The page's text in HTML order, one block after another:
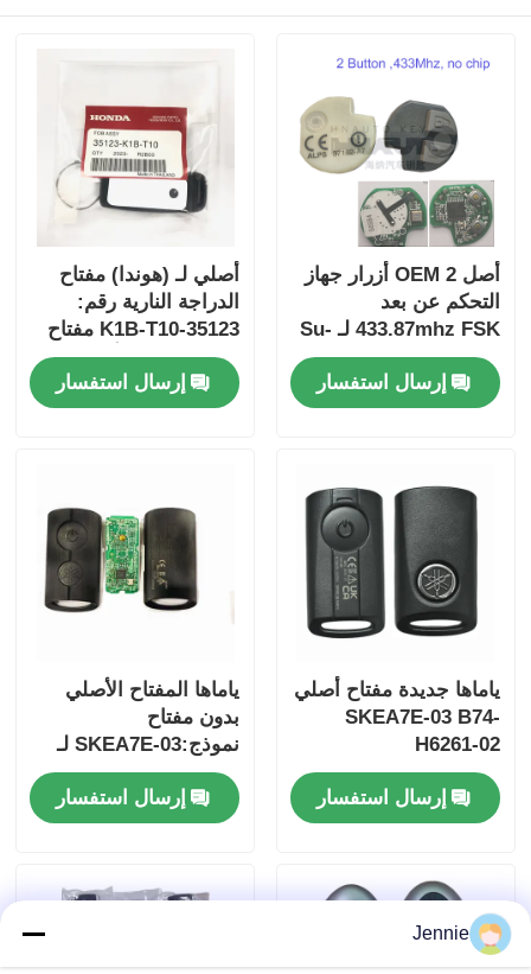
منزل
المنتجات
أشرطة فيديو
أصل OEM 2 أزرار جهاز
التحكم عن بعد
433.87mhz FSK لـ Su-
zuki Jim-ny 2005-2017
بدون رقاقة 37182-A7
فقط التحكم للجملة
إرسال استفسار
أصلي لـ (هوندا) مفتاح
الدراجة النارية رقم:
35123-K1B-T10 مفتاح
سيارة ذو ثلاثة أزرار
إرسال استفسار
ياماها جديدة مفتاح أصلي
SKEA7E-03 B74-
H6261-02
إرسال استفسار
ياماها المفتاح الأصلي
بدون مفتاح
نموذج:SKEA7E-03 لـ
Yamaha Smart
Remote Key B74-
H6261-02/662F-
إرسال استفسار
Jennie